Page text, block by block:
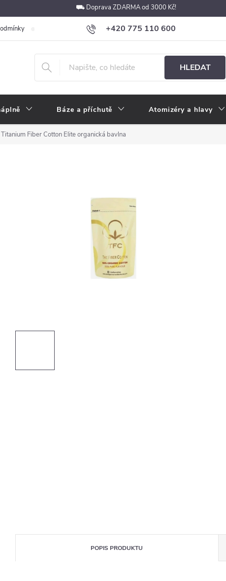
⛟ Doprava ZDARMA od 3000 Kč!
+420 775 110 600
obchod@e-cigarety.cz
Podmínky ochrany osobních údajů Velkoobchod
HLEDAT
Báze a příchutě Atomizéry a hlavy
Titanium Fiber Cotton Elite organická bavlna
POPIS PRODUKTU